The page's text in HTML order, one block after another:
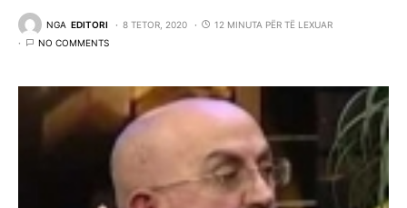
NGA EDITORI 8 TETOR, 2020
12 MINUTA PËR TË LEXUAR
NO COMMENTS